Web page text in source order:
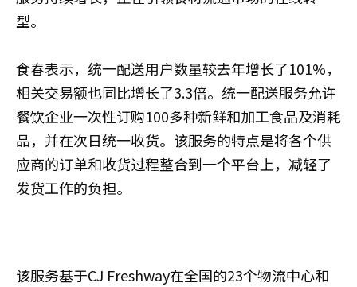
型。
食春表示，统一配送用户数量较去年增长了101%，
相关交易额也同比增长了3.3倍。统一配送服务允许
餐饮企业一次性订购100多种新鲜和加工食品及消耗
品，并在次日统一收货。该服务的特点是将各个供
应商的订单和收货过程整合到一个平台上，减轻了
发货工作的负担。
该服务基于CJ Freshway在全国的23个物流中心和